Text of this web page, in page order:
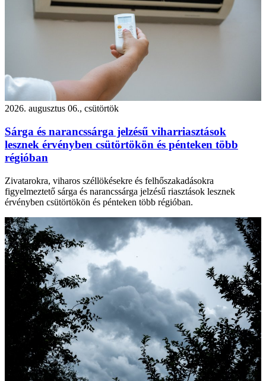
2026. augusztus 06., csütörtök
Sárga és narancssárga jelzésű viharriasztások
lesznek érvényben csütörtökön és pénteken több
régióban
Zivatarokra, viharos széllökésekre és felhőszakadásokra
figyelmeztető sárga és narancssárga jelzésű riasztások lesznek
érvényben csütörtökön és pénteken több régióban.